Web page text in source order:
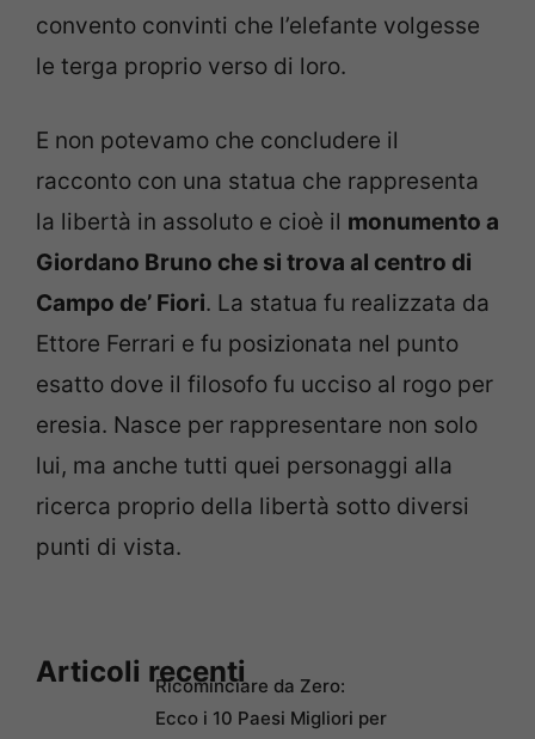
convento convinti che l’elefante volgesse
le terga proprio verso di loro.
E non potevamo che concludere il
racconto con una statua che rappresenta
la libertà in assoluto e cioè il monumento a
Giordano Bruno che si trova al centro di
Campo de’ Fiori. La statua fu realizzata da
Ettore Ferrari e fu posizionata nel punto
esatto dove il filosofo fu ucciso al rogo per
eresia. Nasce per rappresentare non solo
lui, ma anche tutti quei personaggi alla
ricerca proprio della libertà sotto diversi
punti di vista.
Articoli recentiRicominciare da Zero:
Ecco i 10 Paesi Migliori per